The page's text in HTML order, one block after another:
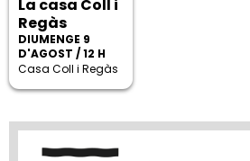
La casa Coll i
Regàs
DIUMENGE 9
D'AGOST / 12 H
Casa Coll i Regàs